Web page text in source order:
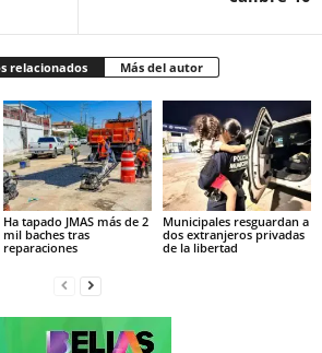
relacionados Más del autor
Ha tapado JMAS más de 2
mil baches tras
reparaciones
Municipales resguardan a
dos extranjeros privadas
de la libertad